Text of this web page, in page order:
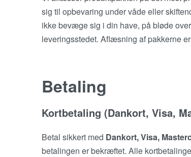
sig til opbevaring under våde eller
ikke bevæge sig i din have, på bløde
leveringsstedet. Aflæsning af pakkerne
Betaling
Kortbetaling (Dankort, Visa,
Betal sikkert med Dankort, Visa,
betalingen er bekræftet. Alle